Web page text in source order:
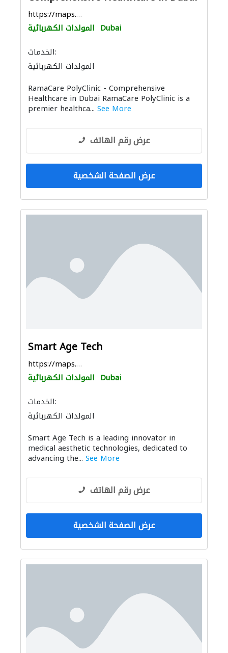
https://maps.app.goo.gl/jCZMoR7eoTPj16Zd6
المولدات الكهربائية Dubai
الخدمات:
المولدات الكهربائية
RamaCare PolyClinic - Comprehensive
Healthcare in Dubai RamaCare PolyClinic is a
premier healthca... See More
عرض رقم الهاتف
عرض الصفحة الشخصية
Smart Age Tech
https://maps.app.goo.gl/gfikv52hg99dF4xH8
المولدات الكهربائية Dubai
الخدمات:
المولدات الكهربائية
Smart Age Tech is a leading innovator in
medical aesthetic technologies, dedicated to
advancing the... See More
عرض رقم الهاتف
عرض الصفحة الشخصية